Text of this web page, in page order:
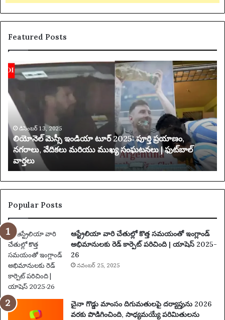
Featured Posts
లి
యో
ల్
మె
ఇం
డి
యా
టూ
ర్
2
0
2
:
పూ
ర్తి
ప్ర
యా
ణం
,
న
గ
డిసెంబర్ 13, 2025
లియోనెల్ మెస్సీ ఇండియా టూర్ 2025: పూర్తి ప్రయాణం,
నగరాలు, వేదికలు మరియు ముఖ్య సంఘటనలు | ఫుట్‌బాల్
వార్తలు
ది
Popular Posts
ఆస్ట్రేలియా వారి చేతుల్లో కొత్త సమయంతో ఇంగ్లాండ్
అభిమానులకు రెడ్ కార్పెట్ పరిచింది | యాషెస్ 2025-
26
నవంబర్ 25, 2025
చైనా గొడ్డు మాంసం దిగుమతులపై దర్యాప్తును 2026
వరకు పొడిగించింది, సాధ్యమయ్యే పరిమితులను